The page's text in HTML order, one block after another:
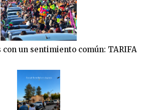
con un sentimiento común: TARIFA